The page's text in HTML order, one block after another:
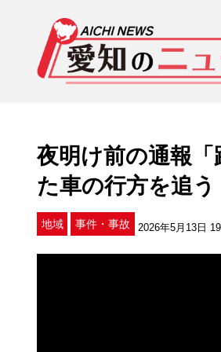
夜明け前の通報
た車の行方を追
地域 事件・事故 2026年5月13日